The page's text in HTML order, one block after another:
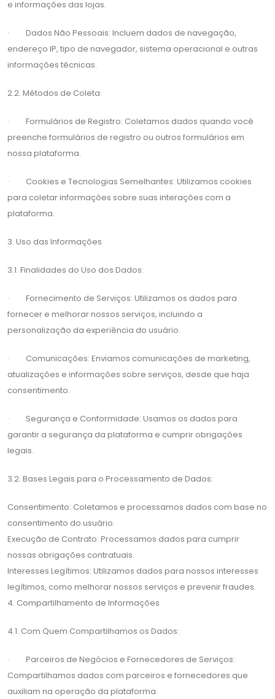
e informações das lojas.
· Dados Não Pessoais: Incluem dados de navegação,
endereço IP, tipo de navegador, sistema operacional e outras
informações técnicas.
2.2. Métodos de Coleta:
· Formulários de Registro: Coletamos dados quando você
preenche formulários de registro ou outros formulários em
nossa plataforma.
· Cookies e Tecnologias Semelhantes: Utilizamos cookies
para coletar informações sobre suas interações com a
plataforma.
3. Uso das Informações
3.1. Finalidades do Uso dos Dados:
· Fornecimento de Serviços: Utilizamos os dados para
fornecer e melhorar nossos serviços, incluindo a
personalização da experiência do usuário.
· Comunicações: Enviamos comunicações de marketing,
atualizações e informações sobre serviços, desde que haja
consentimento.
· Segurança e Conformidade: Usamos os dados para
garantir a segurança da plataforma e cumprir obrigações
legais.
3.2. Bases Legais para o Processamento de Dados:
Consentimento: Coletamos e processamos dados com base no
consentimento do usuário.
Execução de Contrato: Processamos dados para cumprir
nossas obrigações contratuais.
Interesses Legítimos: Utilizamos dados para nossos interesses
legítimos, como melhorar nossos serviços e prevenir fraudes.
4. Compartilhamento de Informações
4.1. Com Quem Compartilhamos os Dados:
· Parceiros de Negócios e Fornecedores de Serviços:
Compartilhamos dados com parceiros e fornecedores que
auxiliam na operação da plataforma.